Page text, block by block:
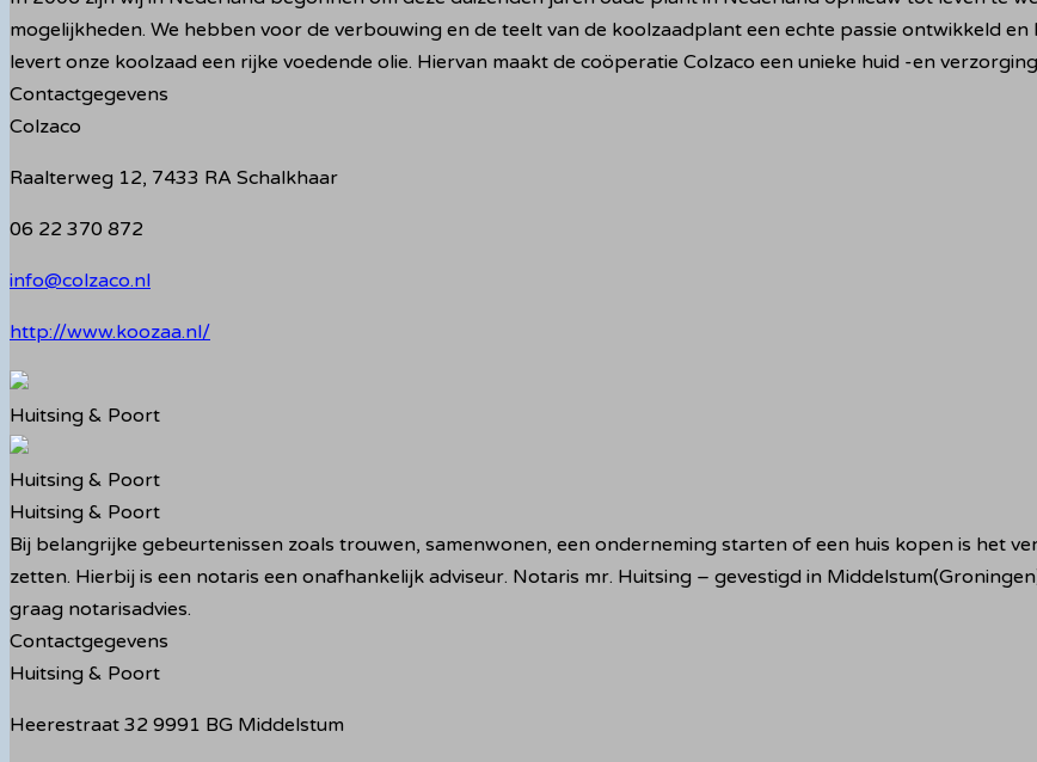
mogelijkheden. We hebben voor de verbouwing en de teelt van de koolzaadplant een echte passie ontwikkeld
levert onze koolzaad een rijke voedende olie. Hiervan maakt de coöperatie Colzaco een unieke huid -en
Contactgegevens
Colzaco
Raalterweg 12, 7433 RA Schalkhaar
06 22 370 872
info@colzaco.nl
http://www.koozaa.nl/
Huitsing & Poort
Huitsing & Poort
Huitsing & Poort
Bij belangrijke gebeurtenissen zoals trouwen, samenwonen, een onderneming starten of een huis kopen is het
zetten. Hierbij is een notaris een onafhankelijk adviseur. Notaris mr. Huitsing – gevestigd in
graag notarisadvies.
Contactgegevens
Huitsing & Poort
Heerestraat 32 9991 BG Middelstum